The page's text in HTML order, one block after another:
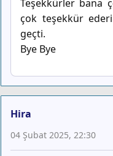
Teşekkürler bana
çok teşekkür
geçti.
Bye Bye
Hira
04 Şubat 2025, 22:30